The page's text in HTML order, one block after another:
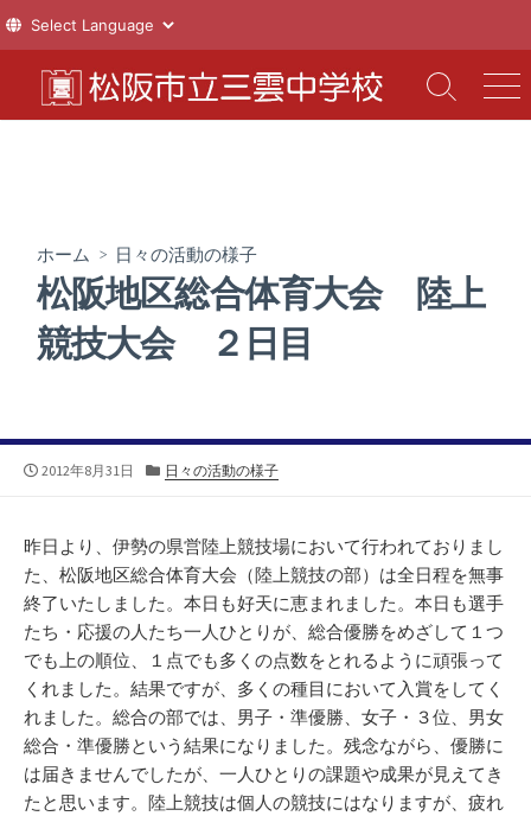
テ
検
索
メ
ニ
ホーム > 日々の活動の様子
松阪地区総合体育大会 陸上
競技大会 ２日目
公
2012年8月31日
カ
リ
ー
日々の活動の様子
昨日より、伊勢の県営陸上競技場において行われておりまし
た、松阪地区総合体育大会（陸上競技の部）は全日程を無事
終了いたしました。本日も好天に恵まれました。本日も選手
たち・応援の人たち一人ひとりが、総合優勝をめざして１つ
でも上の順位、１点でも多くの点数をとれるように頑張って
くれました。結果ですが、多くの種目において入賞をしてく
れました。総合の部では、男子・準優勝、女子・３位、男女
総合・準優勝という結果になりました。残念ながら、優勝に
は届きませんでしたが、一人ひとりの課題や成果が見えてき
たと思います。陸上競技は個人の競技にはなりますが、疲れ